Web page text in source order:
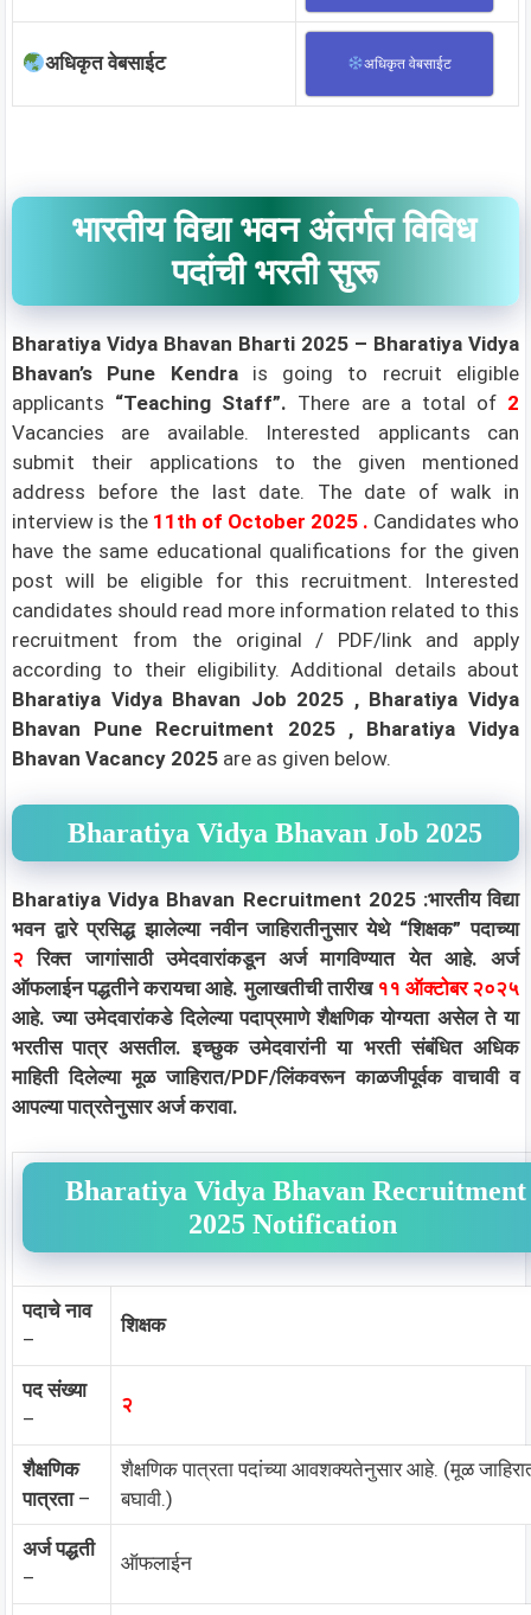
अधिकृत वेबसाईट अधिकृत वेबसाईट
भारतीय विद्या भवन अंतर्गत विविध
पदांची भरती सुरू
Bharatiya Vidya Bhavan Bharti 2025 – Bharatiya Vidya
Bhavan’s Pune Kendrais going to recruit eligible
applicants “Teaching Staff”. There are a total of 2
Vacancies are available. Interested applicants can
submit their applications to the given mentioned
address before the last date. The date of walk in
interview is the 11th of October 2025 . Candidates who
have the same educational qualifications for the given
post will be eligible for this recruitment. Interested
candidates should read more information related to this
recruitment from the original / PDF/link and apply
according to their eligibility.Additional details about
Bharatiya Vidya Bhavan Job 2025 , Bharatiya Vidya
Bhavan Pune Recruitment 2025 , Bharatiya Vidya
Bhavan Vacancy 2025 are as given below.
Bharatiya Vidya Bhavan Job 2025
Bharatiya Vidya Bhavan Recruitment 2025 :भारतीय विद्या
भवन द्वारे प्रसिद्ध झालेल्या नवीन जाहिरातीनुसार येथे “शिक्षक” पदाच्या
२ रिक्त जागांसाठी उमेदवारांकडून अर्ज मागविण्यात येत आहे. अर्ज
ऑफलाईन पद्धतीने करायचा आहे. मुलाखतीची तारीख ११ ऑक्टोबर २०२५
आहे. ज्या उमेदवारांकडे दिलेल्या पदाप्रमाणे शैक्षणिक योग्यता असेल ते या
भरतीस पात्र असतील. इच्छुक उमेदवारांनी या भरती संबंधित अधिक
माहिती दिलेल्या मूळ जाहिरात/PDF/लिंकवरून काळजीपूर्वक वाचावी व
आपल्या पात्रतेनुसार अर्ज करावा.
Bharatiya Vidya Bhavan Recruitment
2025 Notification
पदाचे नाव
–
शिक्षक
पद संख्या
–
२
शैक्षणिक
पात्रता–
शैक्षणिक पात्रता पदांच्या आवशक्यतेनुसार आहे. (मूळ
बघावी.)
अर्ज पद्धती
–
ऑफलाईन